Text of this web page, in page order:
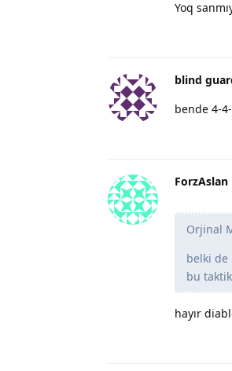
Yoq
blind
bende 4-
ForzAslan
Orjinal
belki de
bu
hayır